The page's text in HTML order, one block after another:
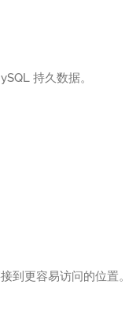
持久数据。
到更容易访问的位置。